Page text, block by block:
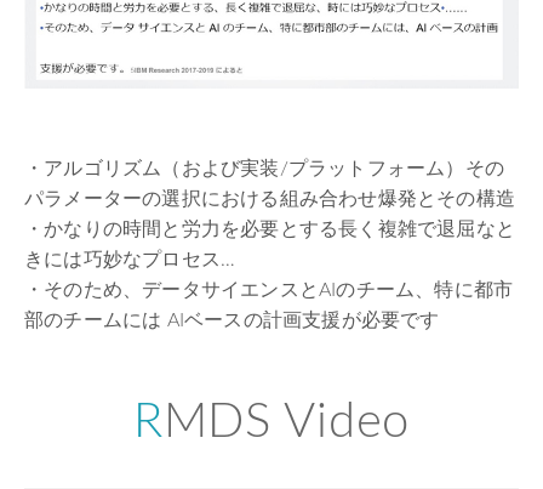
・アルゴリズム（および実装/プラットフォーム）その
パラメーターの選択における組み合わせ爆発とその構造
・かなりの時間と労力を必要とする長く複雑で退屈なと
きには巧妙なプロセス…
・そのため、データサイエンスとAIのチーム、特に都市
部のチームには AIベースの計画支援が必要です
RMDS Video